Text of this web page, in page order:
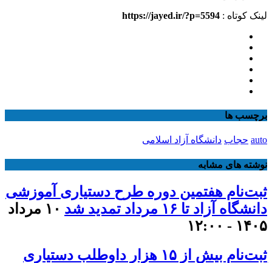
لینک کوتاه : https://jayed.ir/?p=5594
برچسب ها
auto حجاب دانشگاه آزاد اسلامی
نوشته های مشابه
ثبت‌نام هفتمین دوره طرح دستیاری آموزشی
دانشگاه آزاد تا ۱۶ مرداد تمدید شد
۱۰ مرداد
۱۴۰۵ - ۱۲:۰۰
ثبت‌نام بیش از ۱۵ هزار داوطلب دستیاری